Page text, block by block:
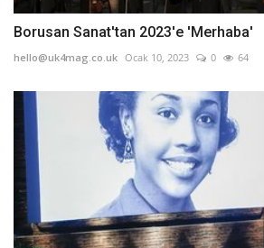
Borusan Sanat'tan 2023'e 'Merhaba'
hello@uk4mag.co.uk Ocak 10, 2023 0 64